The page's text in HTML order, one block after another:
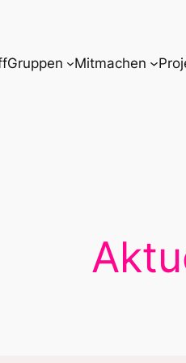
Gruppen Mitmachen